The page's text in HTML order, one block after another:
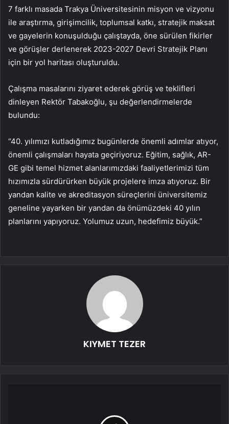
7 farklı masada Trakya Üniversitesinin misyon ve vizyonu
ile araştırma, girişimcilik, toplumsal katkı, stratejik maksat
ve gayelerin konuşulduğu çalıştayda, öne sürülen fikirler
ve görüşler derlenerek 2023-2027 Devri Stratejik Planı
için bir yol haritası oluşturuldu.
Çalışma masalarını ziyaret ederek görüş ve teklifleri
dinleyen Rektör Tabakoğlu, şu değerlendirmelerde
bulundu:
“40. yılımızı kutladığımız bugünlerde önemli adımlar atıyor,
önemli çalışmaları hayata geçiriyoruz. Eğitim, sağlık, AR-
GE gibi temel hizmet alanlarımızdaki faaliyetlerimizi tüm
hızımızla sürdürürken büyük projelere imza atıyoruz. Bir
yandan kalite ve akreditasyon süreçlerini üniversitemiz
geneline yayarken bir yandan da önümüzdeki 40 yılın
planlarını yapıyoruz. Yolumuz uzun, hedefimiz büyük.”
KIYMET TEZER